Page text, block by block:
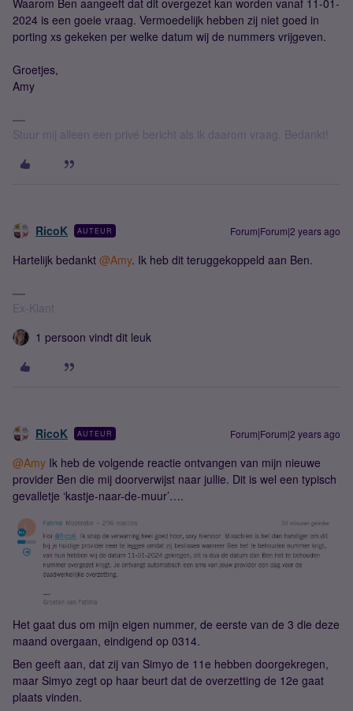
Waarom Ben aangeeft dat dit overgezet kan worden vanaf 11-01-
2024 is een goeie vraag. Vermoedelijk hebben zij niet goed in
porting xs gekeken per welke datum wij de nummers vrijgeven.
Groetjes,
Amy
Stuur mij alleen een privé bericht als ik daarom vraag. Bedankt!
RicoK AUTEUR Forum|Forum|2 years ago
Hartelijk bedankt @Amy. Ik heb dit teruggekoppeld aan Ben.
Ex-Klant
1 persoon vindt dit leuk
RicoK AUTEUR Forum|Forum|2 years ago
@Amy Ik heb de volgende reactie ontvangen van mijn nieuwe
provider Ben die mij doorverwijst naar jullie. Dit is wel een typisch
gevalletje ‘kastje-naar-de-muur’….
Het gaat dus om mijn eigen nummer, de eerste van de 3 die deze
maand overgaan, eindigend op 0314.
Ben geeft aan, dat zij van Simyo de 11e hebben doorgekregen,
maar Simyo zegt op haar beurt dat de overzetting de 12e gaat
plaats vinden.